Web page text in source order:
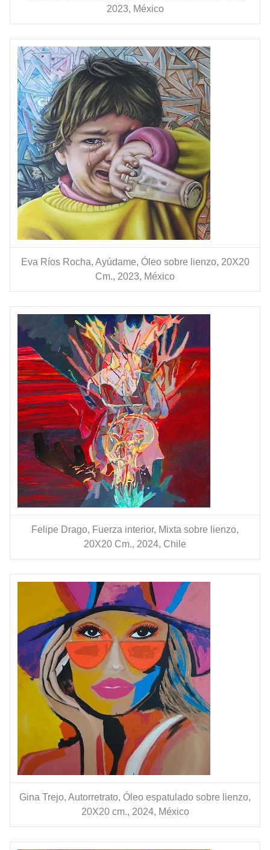
2023, México
Eva Ríos Rocha, Ayúdame, Óleo sobre lienzo, 20X20
Cm., 2023, México
Felipe Drago, Fuerza interior, Mixta sobre lienzo,
20X20 Cm., 2024, Chile
Gina Trejo, Autorretrato, Óleo espatulado sobre lienzo,
20X20 cm., 2024, México